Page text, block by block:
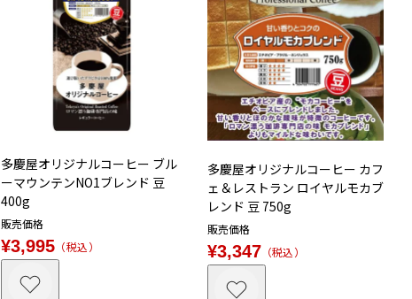
多慶屋オリジナルコーヒー ブル
ーマウンテンNO1ブレンド 豆
400g
販売価格
¥3,995 税込
多慶屋オリジナルコーヒー カフ
ェ＆レストラン ロイヤルモカブ
レンド 豆 750g
販売価格
¥3,347 税込